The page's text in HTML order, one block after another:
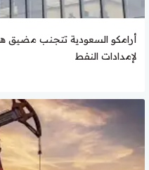
أرامكو السعودية تتجنب مضيق
لإمدادات النفط